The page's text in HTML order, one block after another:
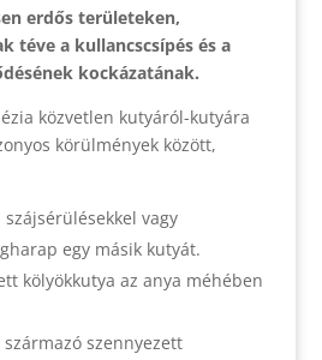
erdős területeken,
téve a kullancscsípés és a
kockázatának.
közvetlen kutyáról-kutyára
körülmények között,
vagy
egy másik kutyát.
kölyökkutya az anya méhében
szennyezett